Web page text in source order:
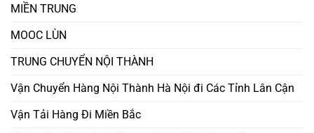
MIỀN TRUNG
MOOC LÙN
TRUNG CHUYỂN NỘI THÀNH
Vận Chuyển Hàng Nội Thành Hà Nội đi Các Tỉnh Lân Cận
Vận Tải Hàng Đi Miền Bắc